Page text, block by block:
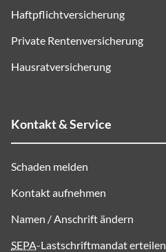
Haftpflichtversicherung
Private Rentenversicherung
Hausratversicherung
Kontakt & Service
Schaden melden
Kontakt aufnehmen
Namen / Anschrift ändern
SEPA-Lastschriftmandat erteilen